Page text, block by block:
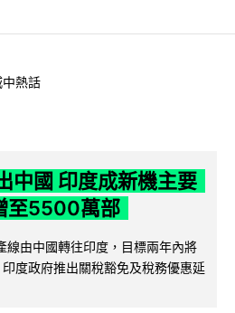
熱話
中國 印度成新機主要
至5500萬部
由中國轉往印度，目標兩年內將
度政府推出關稅豁免及稅務優惠延